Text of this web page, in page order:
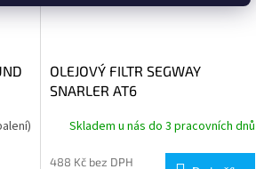
OLEJOVÝ FILTR SEGWAY
SNARLER AT6
Skladem u nás do 3 pracovních dnů
488 Kč bez DPH